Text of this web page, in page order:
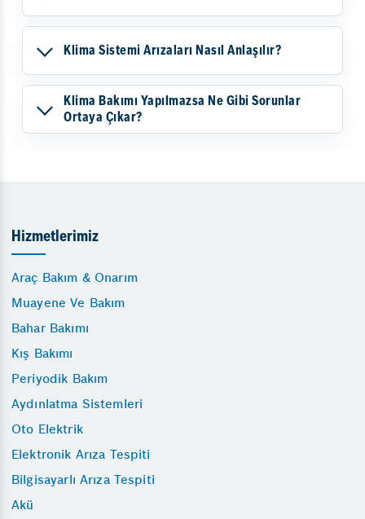
Klima Sistemi Arızaları Nasıl Anlaşılır?
Klima Bakımı Yapılmazsa Ne Gibi Sorunlar
Ortaya Çıkar?
Hizmetlerimiz
Araç Bakım & Onarım
Muayene Ve Bakım
Bahar Bakımı
Kış Bakımı
Periyodik Bakım
Aydınlatma Sistemleri
Oto Elektrik
Elektronik Arıza Tespiti
Bilgisayarlı Arıza Tespiti
Akü